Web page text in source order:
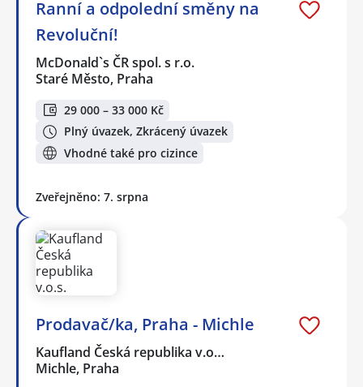
Ranní a odpolední směny na
Revoluční!
McDonald`s ČR spol. s r.o.
Staré Město, Praha
29 000 – 33 000 Kč
Plný úvazek, Zkrácený úvazek
Vhodné také pro cizince
Zveřejněno: 7. srpna
Prodavač/ka, Praha - Michle
Kaufland Česká republika v.o…
Michle, Praha